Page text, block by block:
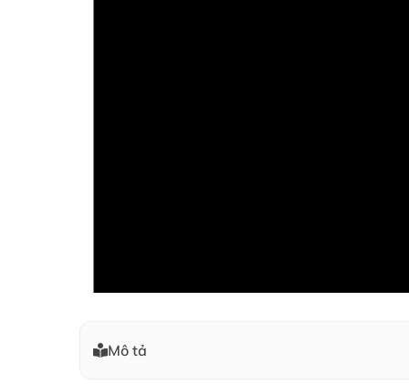
Mô tả